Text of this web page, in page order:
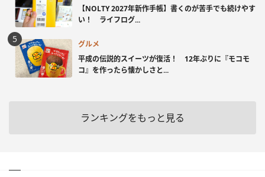
【NOLTY 2027年新作手帳】書くのが苦手でも続けやす
い！ ライフログ...
グルメ
平成の伝説的スイーツが復活！ 12年ぶりに『モコモ
コ』を作ったら懐かしさと...
ランキングをもっと見る